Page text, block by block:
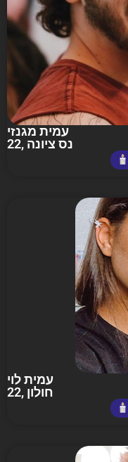
עמית מגנזי
22 , נס ציונה
עמית לוי
22 , חולון